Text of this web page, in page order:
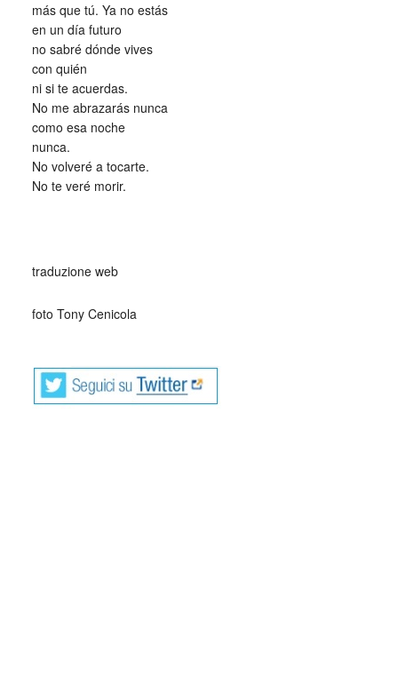
más que tú. Ya no estás
en un día futuro
no sabré dónde vives
con quién
ni si te acuerdas.
No me abrazarás nunca
como esa noche
nunca.
No volveré a tocarte.
No te veré morir.
traduzione web
foto Tony Cenicola